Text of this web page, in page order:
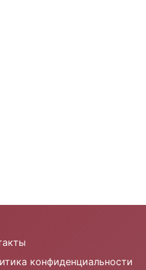
конфиденциальности